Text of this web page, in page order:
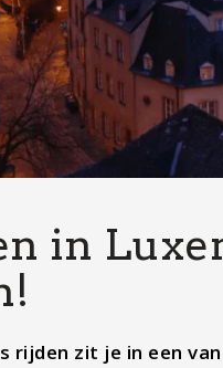
in
rijden zit je in een